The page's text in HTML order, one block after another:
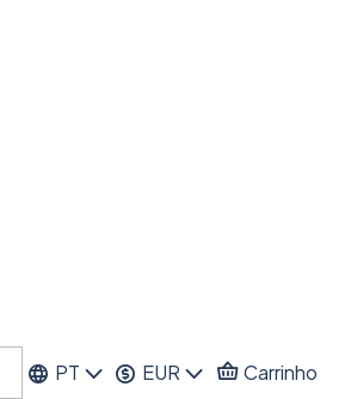
PT EUR Carrinho